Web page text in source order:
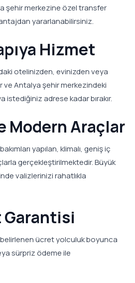
şehir merkezine özel transfer
yararlanabilirsiniz.
Hizmet
otelinizden, evinizden veya
ve Antalya şehir merkezindeki
istediğiniz adrese kadar bırakır.
Modern Araçlar
yapılan, klimalı, geniş iç
gerçekleştirilmektedir. Büyük
valizlerinizi rahatlıkla
belirlenen ücret yolculuk boyunca
sürpriz ödeme ile